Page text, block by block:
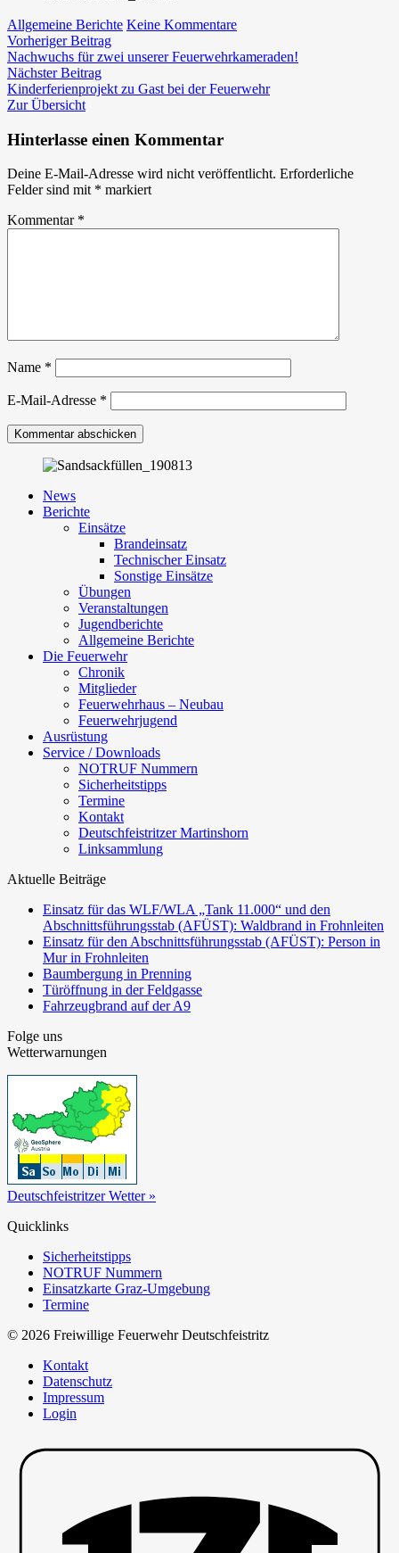
Allgemeine Berichte Keine Kommentarezu
des
Beitragsnavigation
Vorheriger BeitragVorheriger
Beitrag:
Nachwuchs für zwei unserer Feuerwehrkameraden!
Nächster BeitragNächster
Beitrag:
Kinderferienprojekt zu Gast bei der Feuerwehr
Zur Übersicht
Hinterlasse einen Kommentar
Deine E-Mail-Adresse wird nicht veröffentlicht. Erforderliche
Felder sind mit * markiert
Kommentar *
Name *
E-Mail-Adresse *
News
Berichte
Einsätze
Brandeinsatz
Technischer Einsatz
Sonstige Einsätze
Übungen
Veranstaltungen
Jugendberichte
Allgemeine Berichte
Die Feuerwehr
Chronik
Mitglieder
Feuerwehrhaus – Neubau
Feuerwehrjugend
Ausrüstung
Service / Downloads
NOTRUF Nummern
Sicherheitstipps
Termine
Kontakt
Deutschfeistritzer Martinshorn
Linksammlung
Aktuelle Beiträge
Einsatz für das WLF/WLA „Tank 11.000“ und den
Abschnittsführungsstab (AFÜST): Waldbrand in Frohnleiten
Einsatz für den Abschnittsführungsstab (AFÜST): Person in
Mur in Frohnleiten
Baumbergung in Prenning
Türöffnung in der Feldgasse
Fahrzeugbrand auf der A9
Folge uns
Wetterwarnungen
Deutschfeistritzer Wetter »
Quicklinks
Sicherheitstipps
NOTRUF Nummern
Einsatzkarte Graz-Umgebung
Termine
© 2026 Freiwillige Feuerwehr Deutschfeistritz
Kontakt
Datenschutz
Impressum
Login